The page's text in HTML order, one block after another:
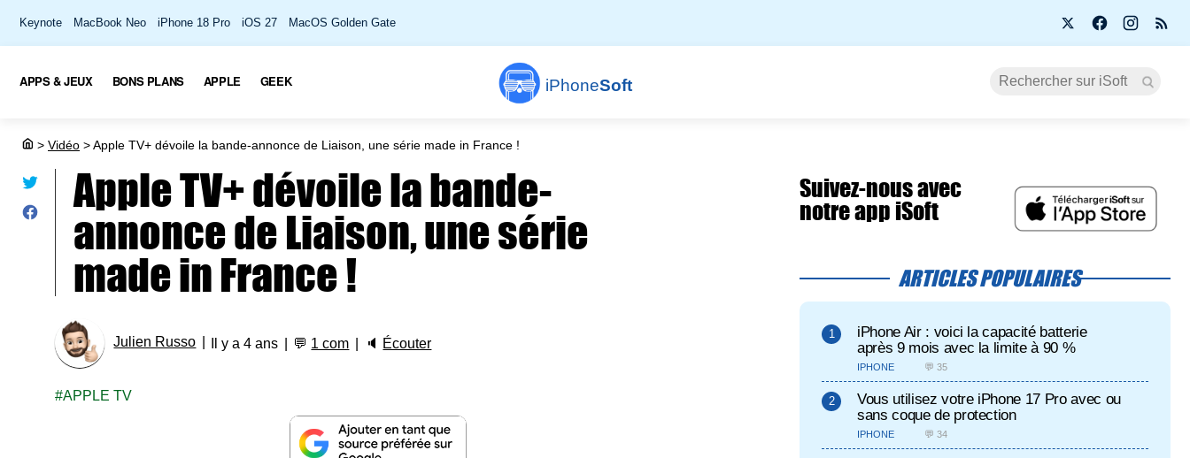
Keynote MacBook Neo iPhone 18 Pro iOS 27 MacOS Golden Gate
iPhoneSoft
APPS & JEUX BONS PLANS APPLE GEEK
> Vidéo >Apple TV+ dévoile la bande-annonce de Liaison, une série made in France !
Apple TV+ dévoile la bande-
annonce de Liaison, une série
made in France !
Julien Russo Il y a 4 ans 💬 1 com 🔈 Écouter
APPLE TV
Suivez-nous avec
notre app iSoft
ARTICLES POPULAIRES
iPhone Air : voici la capacité batterie
après 9 mois avec la limite à 90 %
IPHONE 💬 35
Vous utilisez votre iPhone 17 Pro avec ou
sans coque de protection
IPHONE 💬 34